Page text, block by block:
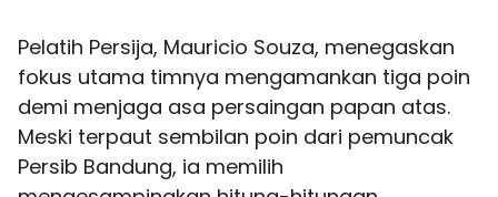
Pelatih Persija, Mauricio Souza, menegaskan
fokus utama timnya mengamankan tiga poin
demi menjaga asa persaingan papan atas.
Meski terpaut sembilan poin dari pemuncak
Persib Bandung, ia memilih